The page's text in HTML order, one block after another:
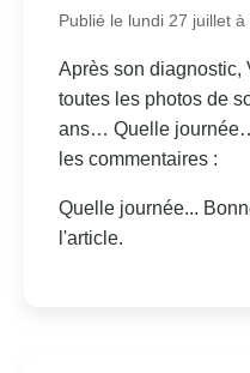
Publié le lundi 27 juillet à
Après son diagnostic,
toutes les photos de
ans… Quelle
les commentaires :
Quelle journée...
l'article.